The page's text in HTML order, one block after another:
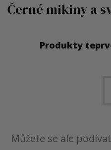
Černé mikiny a
Produkty
Můžete se ale